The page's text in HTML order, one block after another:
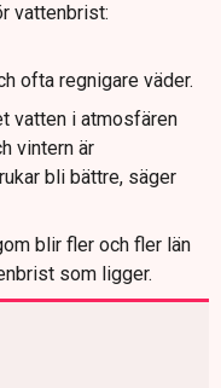
vattenbrist:
ofta regnigare väder.
vatten i atmosfären
vintern är
bli bättre, säger
blir fler och fler län
som ligger.